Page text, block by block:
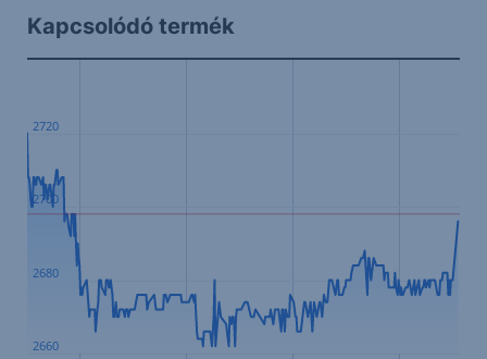
Kapcsolódó termék
2660
2680
2700
2720